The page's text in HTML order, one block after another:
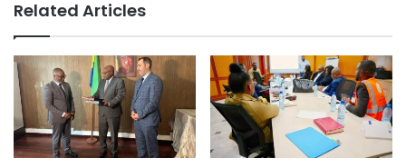
Related Articles